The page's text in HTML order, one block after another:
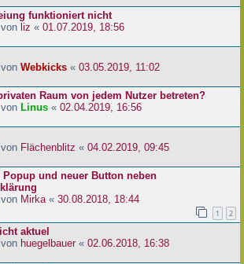
funktioniert nicht
liz « 01.07.2019, 18:56
Webkicks « 03.05.2019, 11:02
Raum von jedem Nutzer betreten?
Linus « 02.04.2019, 16:56
Flächenblitz « 04.02.2019, 09:45
Popup und neuer Button neben
Mirka « 30.08.2018, 18:44
1 2
aktuel
huegelbauer « 02.06.2018, 16:38